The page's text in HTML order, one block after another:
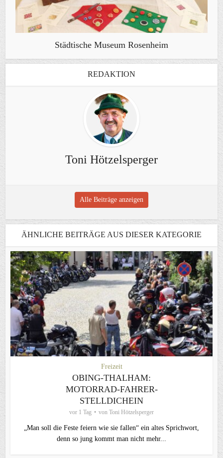
Städtische Museum Rosenheim
REDAKTION
Toni Hötzelsperger
Alle Beiträge anzeigen
ÄHNLICHE BEITRÄGE AUS DIESER KATEGORIE
Freizeit
OBING-THALHAM:
MOTORRAD-FAHRER-
STELLDICHEIN
vor 1 Tag von Toni Hötzelsperger
„Man soll die Feste feiern wie sie fallen“ ein altes Sprichwort,
denn so jung kommt man nicht mehr...